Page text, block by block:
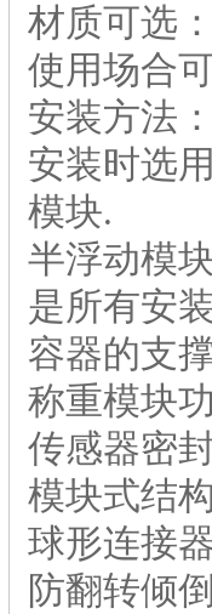
材质可选
使用场合
安装方法
安装时选
模块.
半浮动模
是所有安
容器的支
称重模块
传感器密
模块式结
球形连接
防翻转倾